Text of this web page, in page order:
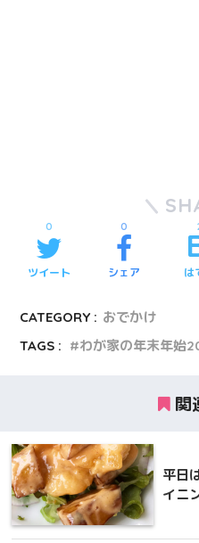
ツイート
0
シェア
0
は
CATEGORY : おでかけ
TAGS :
わが家の年末年始
関
平日
イニ